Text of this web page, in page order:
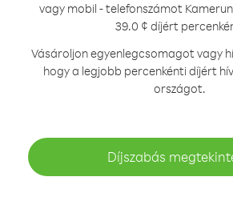
vagy mobil - telefonszámot
39.0 ¢ díjért
Vásároljon egyenlegcsomagot vagy
hogy a legjobb percenkénti díjért
országot.
Díjszabás